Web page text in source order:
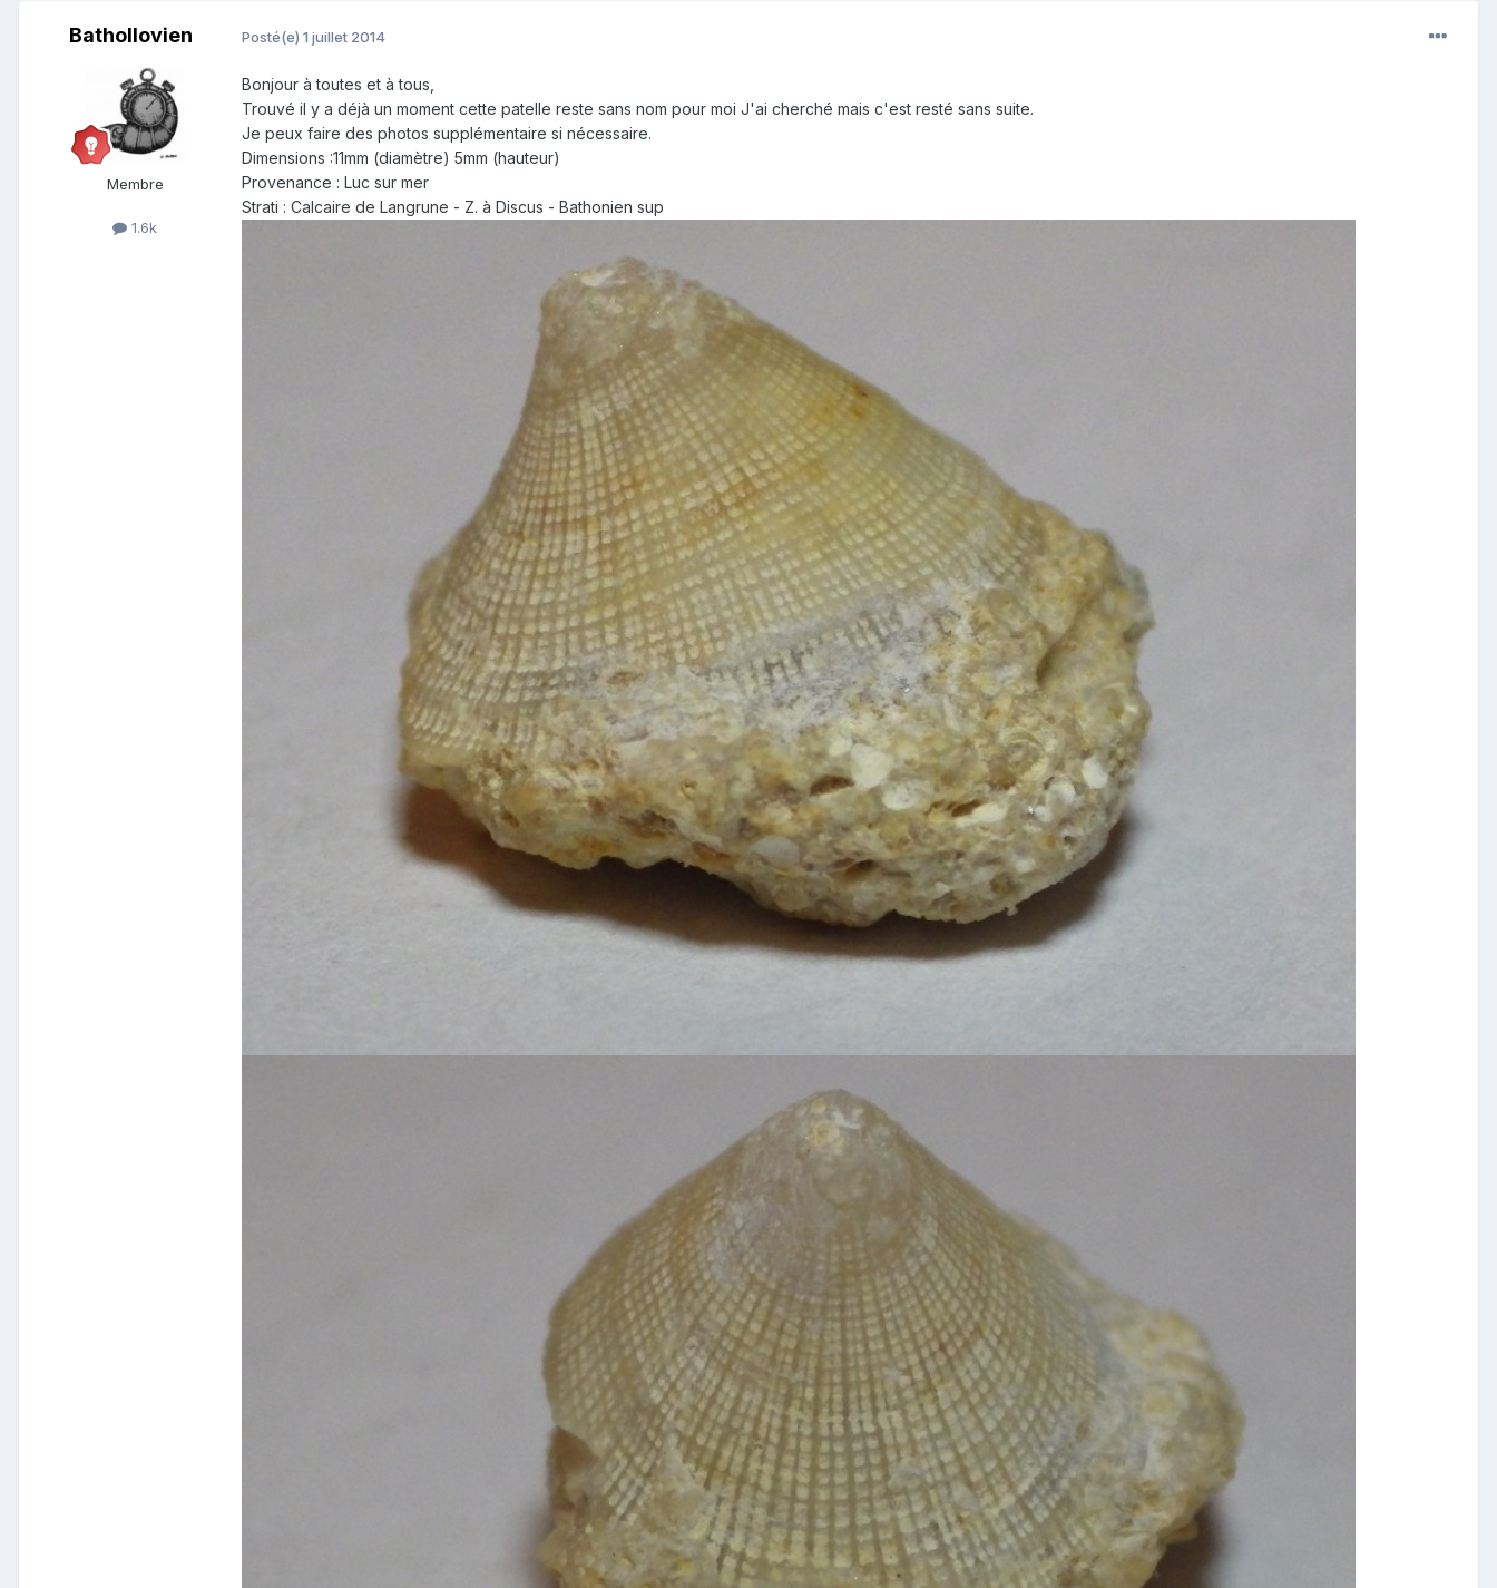
Bathollovien
Membre
1.6k
Posté(e) 1 juillet 2014
Bonjour à toutes et à tous,
Trouvé il y a déjà un moment cette patelle reste sans nom pour moi J'ai cherché mais c'est resté sans suite.
Je peux faire des photos supplémentaire si nécessaire.
Dimensions :11mm (diamètre) 5mm (hauteur)
Provenance : Luc sur mer
Strati : Calcaire de Langrune - Z. à Discus - Bathonien sup